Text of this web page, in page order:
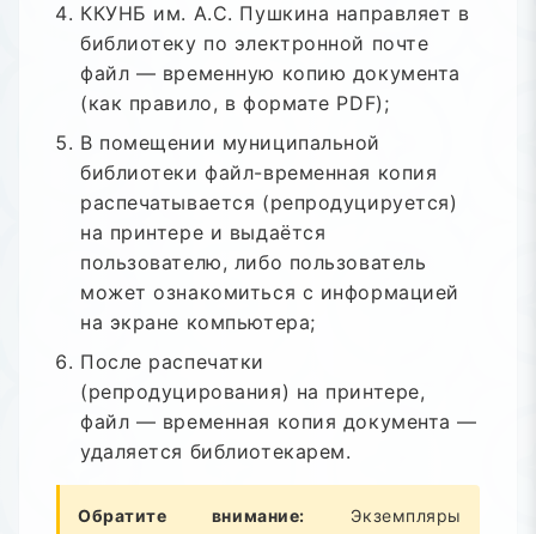
ККУНБ им. А.С. Пушкина направляет в
библиотеку по электронной почте
файл — временную копию документа
(как правило, в формате PDF);
В помещении муниципальной
библиотеки файл-временная копия
распечатывается (репродуцируется)
на принтере и выдаётся
пользователю, либо пользователь
может ознакомиться с информацией
на экране компьютера;
После распечатки
(репродуцирования) на принтере,
файл — временная копия документа —
удаляется библиотекарем.
Обратите внимание: Экземпляры